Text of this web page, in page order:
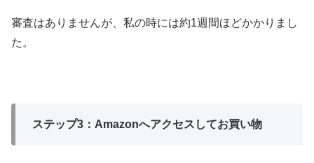
審査はありませんが、私の時には約1週間ほどかかりまし
た。
ステップ3：Amazonへアクセスしてお買い物